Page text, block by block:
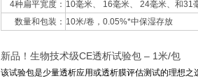
4种扁平宽度： 10毫米、 16毫米、 24毫米、和31
数量和包装： 10米/卷，0.05%*中保湿存放
新品！生物技术级CE透析试验包 – 1米/包
该试验包是少量透析应用或透析膜评估测试的理想